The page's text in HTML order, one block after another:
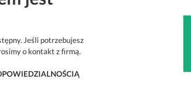
Jeśli potrzebujesz
o kontakt z firmą.